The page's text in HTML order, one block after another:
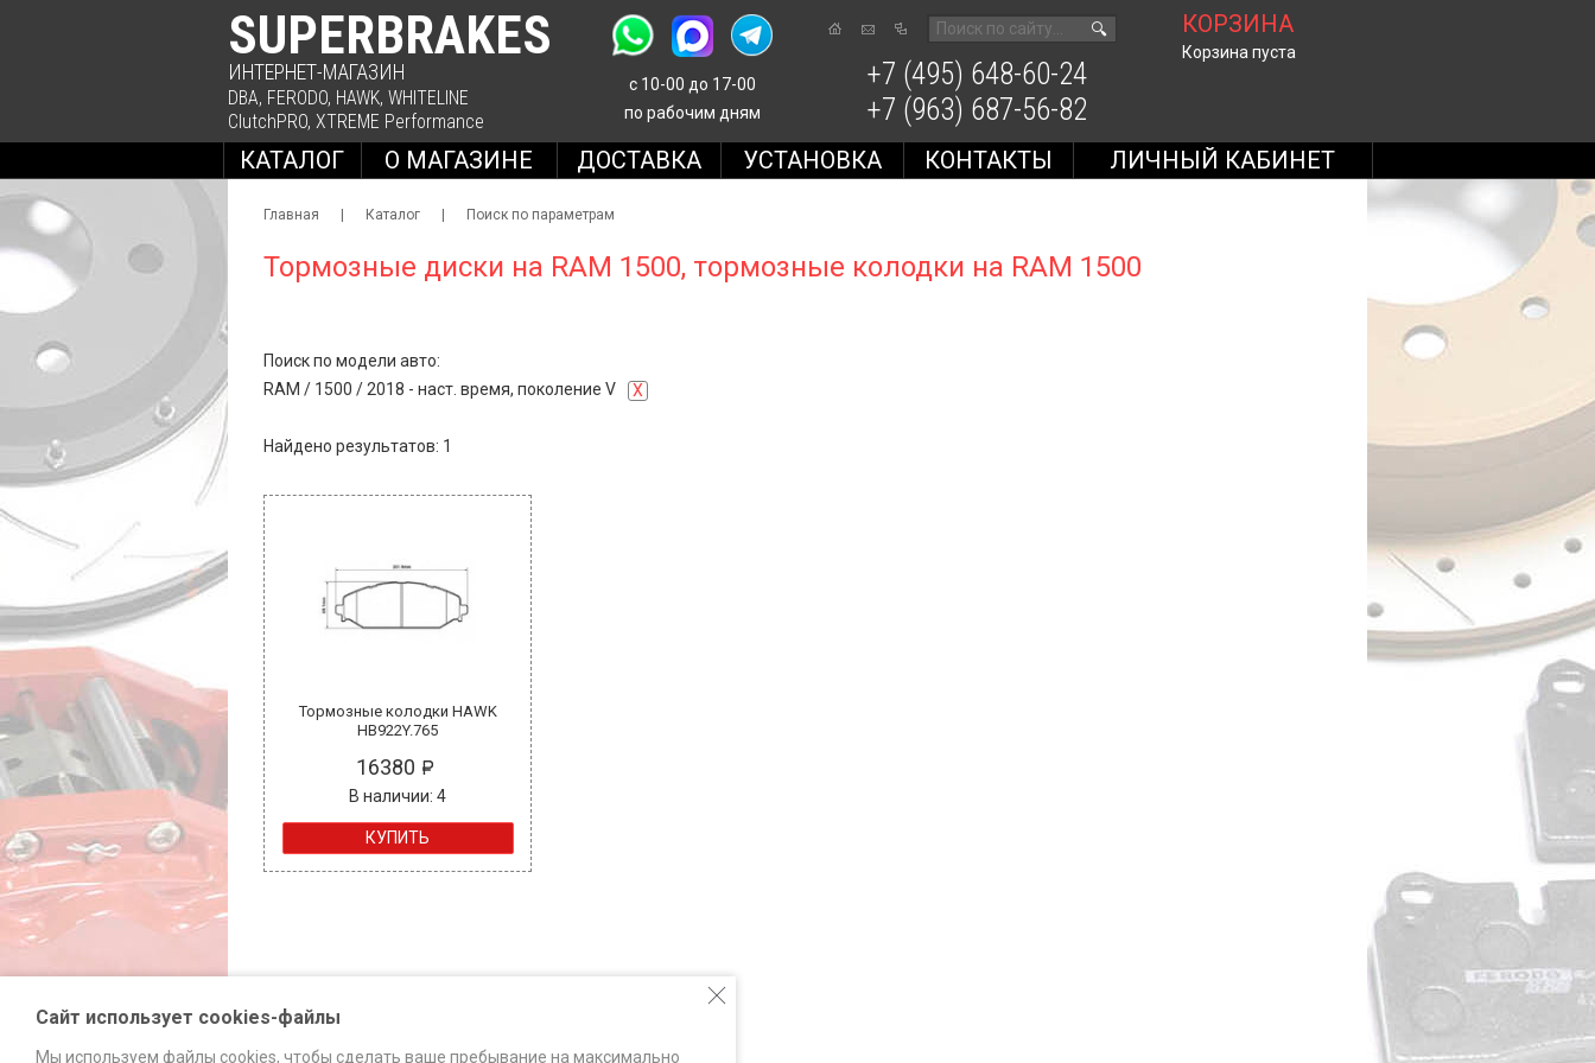
SUPERBRAKES
ИНТЕРНЕТ-МАГАЗИН
DBA, FERODO, HAWK, WHITELINE
ClutchPRO, XTREME Performance
с 10-00 до 17-00
по рабочим дням
🔍 КОРЗИНА
Корзина пуста
+7 (495) 648-60-24
+7 (963) 687-56-82
КАТАЛОГ О МАГАЗИНЕ ДОСТАВКА УСТАНОВКА КОНТАКТЫ ЛИЧНЫЙ КАБИНЕТ
Главная Каталог Поиск по параметрам
Тормозные диски на RAM 1500, тормозные колодки на RAM 1500
Поиск по модели авто:
RAM / 1500 / 2018 - наст. время, поколение V X
Найдено результатов: 1
Тормозные колодки HAWK
HB922Y.765
16380
В наличии: 4
КУПИТЬ
Сайт использует cookies-файлы
Мы используем файлы cookies, чтобы сделать ваше пребывание на максимально